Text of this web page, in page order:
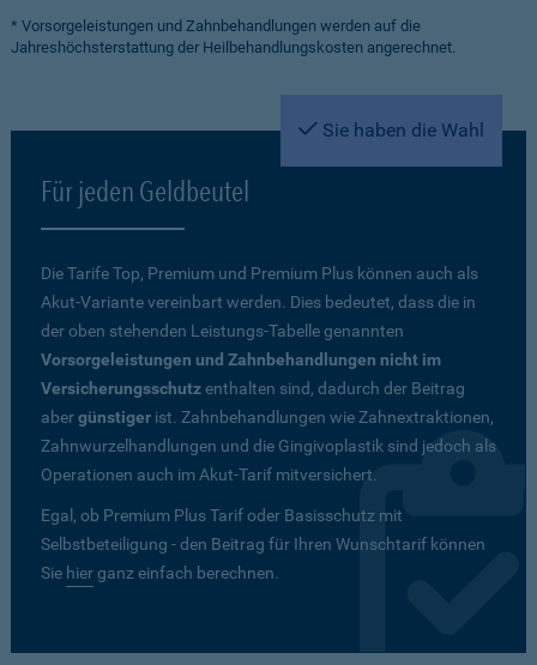
* Vorsorgeleistungen und Zahnbehandlungen werden auf die
Jahreshöchsterstattung der Heilbehandlungskosten angerechnet.
Sie haben die Wahl
Für jeden Geldbeutel
Die Tarife Top, Premium und Premium Plus können auch als
Akut-Variante vereinbart werden. Dies bedeutet, dass die in
der oben stehenden Leistungs-Tabelle genannten
Vorsorgeleistungen und Zahnbehandlungen nicht im
Versicherungsschutzenthalten sind, dadurch der Beitrag
abergünstiger ist. Zahnbehandlungen wie Zahnextraktionen,
Zahnwurzelhandlungen und die Gingivoplastik sind jedoch als
Operationen auch im Akut-Tarif mitversichert.
Egal, ob Premium Plus Tarif oder Basisschutz mit
Selbstbeteiligung - den Beitrag für Ihren Wunschtarif können
Sie hierganz einfach berechnen.